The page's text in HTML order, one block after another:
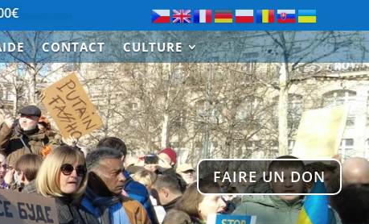
Merci à Paul de Saint-Cloud pour le don de
CONTACT CULTURE
FAIRE UN DON